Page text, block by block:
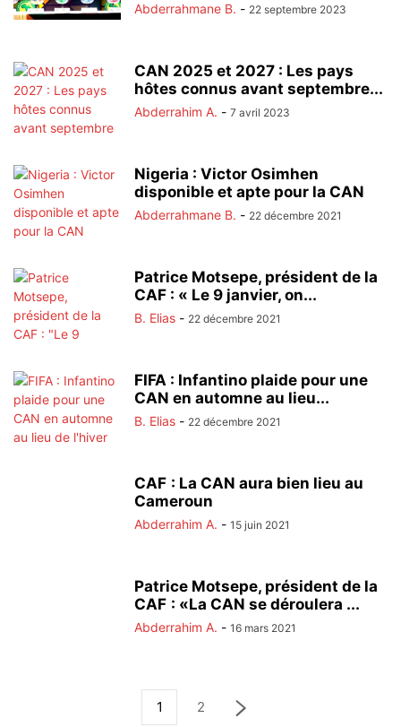
Abderrahmane B. - 22 septembre 2023
CAN 2025 et 2027 : Les pays
hôtes connus avant septembre...
Abderrahim A. - 7 avril 2023
Nigeria : Victor Osimhen
disponible et apte pour la CAN
Abderrahmane B. - 22 décembre 2021
Patrice Motsepe, président de la
CAF : « Le 9 janvier, on...
B. Elias - 22 décembre 2021
FIFA : Infantino plaide pour une
CAN en automne au lieu...
B. Elias - 22 décembre 2021
CAF : La CAN aura bien lieu au
Cameroun
Abderrahim A. - 15 juin 2021
Patrice Motsepe, président de la
CAF : «La CAN se déroulera ...
Abderrahim A. - 16 mars 2021
1 2